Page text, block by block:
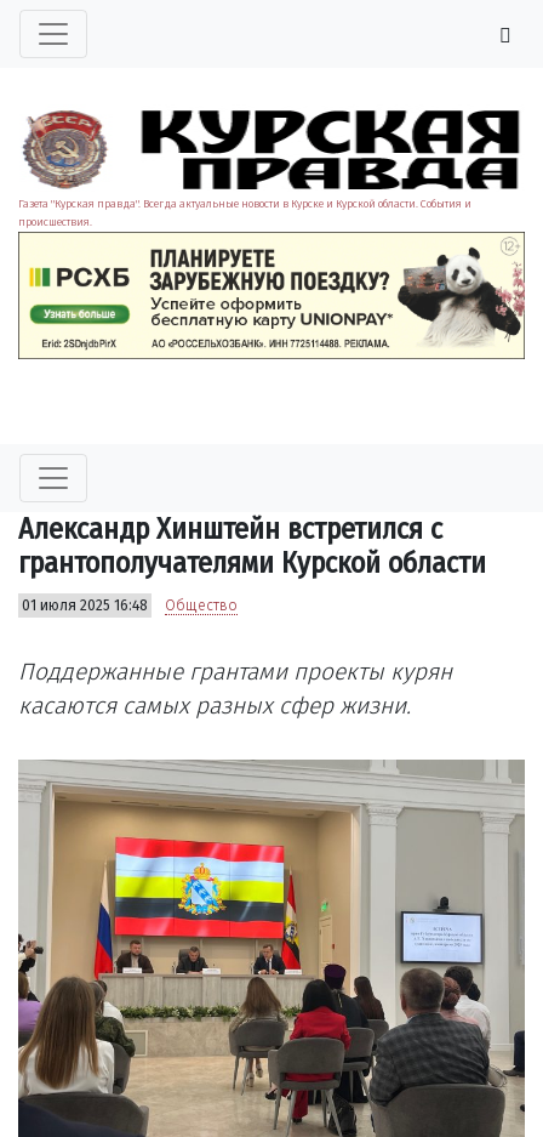
Газета "Курская правда". Всегда актуальные новости в Курске и Курской области. События и
происшествия.
Александр Хинштейн встретился с
грантополучателями Курской области
01 июля 2025 16:48 Общество
Поддержанные грантами проекты курян
касаются самых разных сфер жизни.